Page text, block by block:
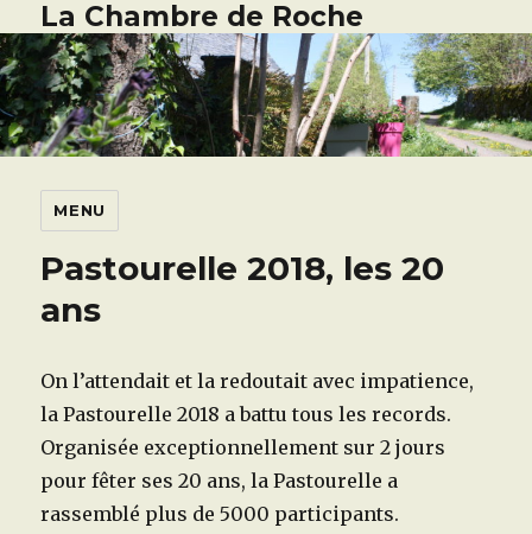
La Chambre de Roche
MENU
Pastourelle 2018, les 20
ans
On l’attendait et la redoutait avec impatience,
la Pastourelle 2018 a battu tous les records.
Organisée exceptionnellement sur 2 jours
pour fêter ses 20 ans, la Pastourelle a
rassemblé plus de 5000 participants.